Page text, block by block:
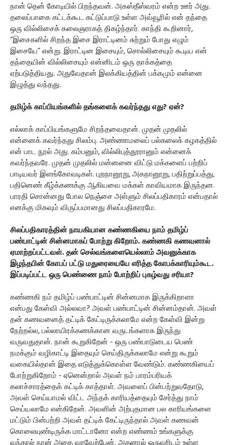
நான் தென் கோடியில் பிறந்தவன். அகஸ்தீஸ்வரம் என்ற ஊர் அது.
தலைப்பாகை கட்டக்கூட கட்டுப்பாடு உள்ள அவ்வூரில் என் தந்தை
ஒரு வில்லிசைக் கலைஞராகத் திகழ்ந்தார். காந்தி கூறினார்,
“இசைகளில் சிறந்த இசை இராட்டினம் சுற்றும் போது எழும்
இசையே” என்று. இராட்டின இசையும், சொல்லிசையும் கூடிய என்
தந்தையின் வில்லிசையும் என்னிடம் ஒரு தாக்கத்தை
ஏற்படுத்தியது. அதுவேதான் இலக்கியத்தின் பக்கமும் என்னை
இழுத்து வந்தது.
தமிழ்க் காப்பியங்களில் தங்களைக் கவர்ந்தது எது? ஏன்?
எல்லாக் காப்பியங்களுமே சிறந்தவைதான். முதன் முதலில்
என்னைக் கவர்ந்தது சிலம்பு. அண்ணாமலைப் பல்கலைக் கழகத்தில்
என் பாட நூல் அது. கம்பனும், வில்லிபுத்தூரானும் என்னைக்
கவர்ந்தவரே. முதன் முதலில் மன்னனை விட்டு மக்களைப் பற்றிப்
பாடியவர் இளங்கோவடிகள். புறநானூறு, அகநானூறு, பதிற்றுப்பத்து,
பதினெண் கீழ்க்கணக்கு ஆகியவை மக்கள் காவியமாக இருந்தன.
பாரதி சொன்னது போல நெஞ்சை அள்ளும் சிலப்பதிகாரம் என்பதால்
எனக்கு மிகவும் விருப்பமானது சிலப்பதிகாரமே.
சிலப்பதிகாரத்தின் நாயகியான கண்ணகியை நாம் தமிழ்ப்
பண்பாட்டின் சின்னமாகப் போற்று கிறோம். கண்ணகி கணவனால்
ஏமாற்றப்பட்டவள். தன் செல்வங்களையெல்லாம் அவனுக்காக
இழந்தபின் கோபப் பட்டு மதுரையையே எரித்த கோபக்காரியும்கூட.
இப்படிப்பட்ட ஒரு பெண்ணை நாம் போற்றிப் புகழ்வது சரியா?
கண்ணகி நம் தமிழ்ப் பண்பாட்டின் சின்னமாக இருக்கிறாளா
என்பது கேள்வி அல்லவா? அவள் பண்பாட்டின் சின்னம்தான். அவள்
தன் கணவனைத் தட்டிக் கேட்டிருக்கலாமே என்ற கேள்வி இன்று
நேற்றல்ல, பல்லாயிரக்கணக்கான வருடங்களாக இருந்து
வருவதுதான். நான் கூறுகிறேன் - ஒரு பண்பாடுடைய பெண்
நமக்கும் வழிகாட்டி இதையும் செய்திருக்கலாமே என்று கூறும்
வகையில்தான் இதை எடுத்துக்கொள்ள வேண்டும். கண்ணகியைப்
போற்றுகிறோம் - ஏனென்றால் அவள் நம் பாரம்பரியக்
கலாச்சாரத்தைக் கட்டிக் காத்தாள். அவளைப் பின்பற்றுவதோடு,
அவள் செய்யாமல் விட்ட அந்தக் காரியத்தையும் சேர்த்து நாம்
செய்யலாமே என்கிறேன். அவளின் அற்புதமான பல காரியங்களை
மட்டும் பின்பற்றி அவள் தட்டிக் கேட்டிருந்தால் அவள் கணவன்
கொலையுண்டிருக்க மாட்டானோ என்ற எண்ணம் உங்களுக்கு